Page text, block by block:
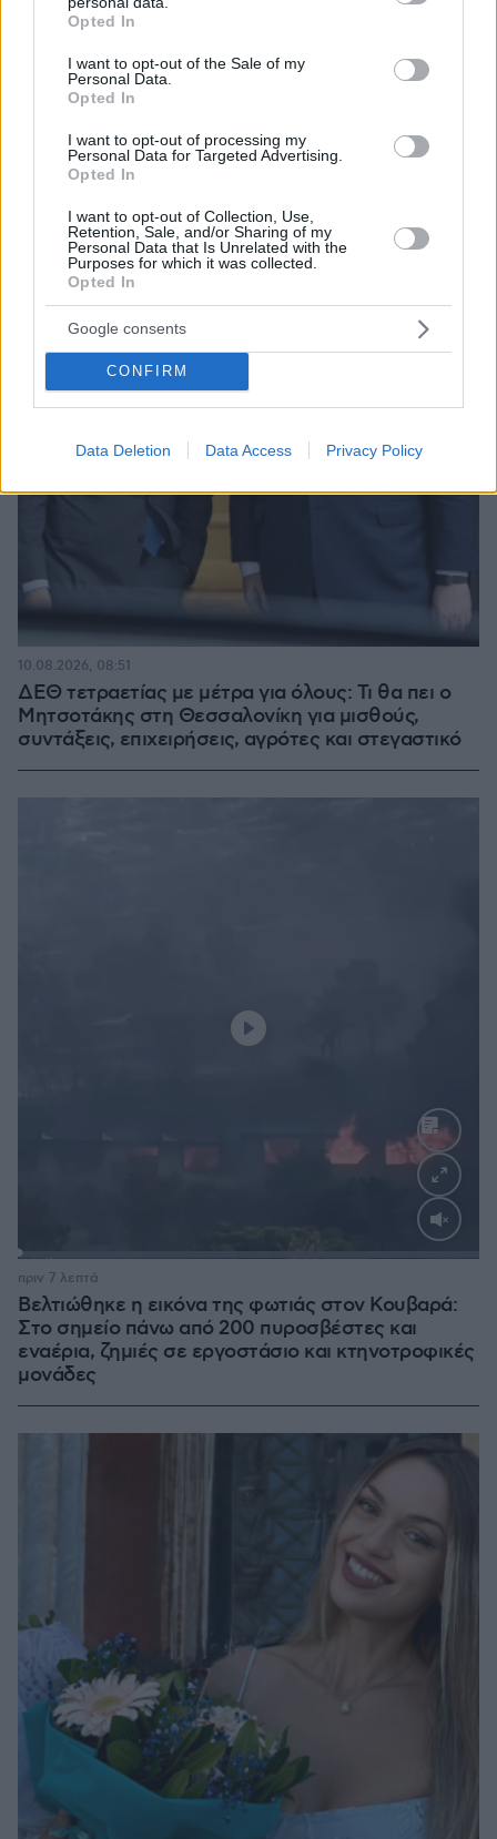
grant or deny consent to Google and its third-party tags to
use your data for below specified purposes in below Google
consent section.
Opted In
I want to opt-out of the Sale of my
Personal Data.
Opted In
I want to opt-out of processing my
Personal Data for Targeted Advertising.
Opted In
I want to opt-out of Collection, Use,
Retention, Sale, and/or Sharing of my
Personal Data that Is Unrelated with the
Purposes for which it was collected.
Opted In
Google consents
CONFIRM
Data Deletion Data Access Privacy Policy
ΤΑ ΠΙΟ ΔΗΜΟΦΙΛΗ
ΔΕΘ τετραετίας με μέτρα για όλους: Τι θα πει ο
Μητσοτάκης στη Θεσσαλονίκη για μισθούς,
συντάξεις, επιχειρήσεις, αγρότες και στεγαστικό
10.08.2026, 08:51
Loaded
Βελτιώθηκε η εικόνα της φωτιάς στον Κουβαρά:
Στο σημείο πάνω από 200 πυροσβέστες και
εναέρια, ζημιές σε εργοστάσιο και κτηνοτροφικές
μονάδες
πριν 7 λεπτά